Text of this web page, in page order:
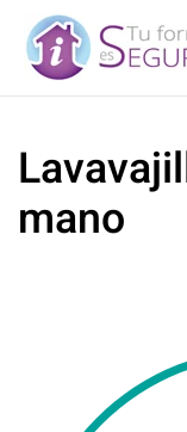
mano